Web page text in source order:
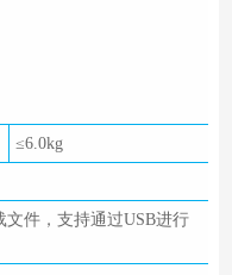
≤6.0kg
文件，支持通过USB进行